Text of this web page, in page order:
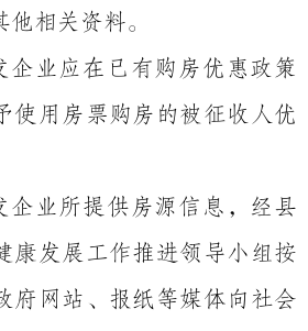
相关资料。
企业应在已有购房优惠政策
使用房票购房的被征收人优
企业所提供房源信息，经县
康发展工作推进领导小组按
府网站、报纸等媒体向社会